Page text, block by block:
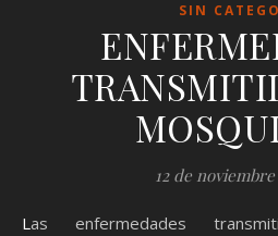
SIN
12 de noviembre
Las enfermedades transmitidas por mosquitos